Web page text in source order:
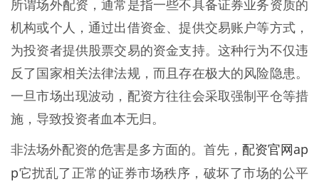
所谓场外配资，通常是指一些不具备证券业务资质的
机构或个人，通过出借资金、提供交易账户等方式，
为投资者提供股票交易的资金支持。这种行为不仅违
反了国家相关法律法规，而且存在极大的风险隐患。
一旦市场出现波动，配资方往往会采取强制平仓等措
施，导致投资者血本无归。
非法场外配资的危害是多方面的。首先， 配资官网ap
p它扰乱了正常的证券市场秩序，破坏了市场的公平